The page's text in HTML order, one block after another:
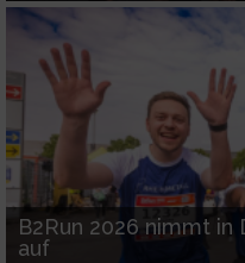
B2Run 2026 nimmt
auf